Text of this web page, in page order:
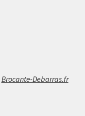
Brocante-Debarras.fr